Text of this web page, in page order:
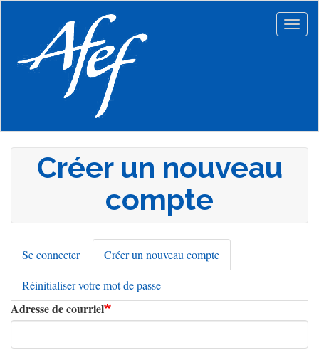
principal
Créer un nouveau
compte
Onglets
principaux
Se connecter Créer un nouveau compte
actif)
Réinitialiser votre mot de passe
Adresse de courriel